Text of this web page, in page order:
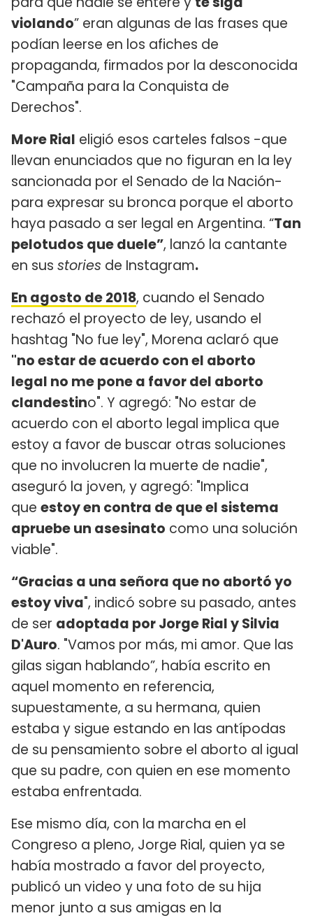
violando” eran algunas de las frases que
podían leerse en los afiches de
propaganda, firmados por la desconocida
"Campaña para la Conquista de
Derechos".
More Rial eligió esos carteles falsos -que
llevan enunciados que no figuran en la ley
sancionada por el Senado de la Nación-
para expresar su bronca porque el aborto
haya pasado a ser legal en Argentina. “Tan
pelotudos que duele”, lanzó la cantante
en sus stories de Instagram.
En agosto de 2018, cuando el Senado
rechazó el proyecto de ley, usando el
hashtag "No fue ley", Morena aclaró que
"no estar de acuerdo con el aborto
legal no me pone a favor del aborto
clandestino". Y agregó: "No estar de
acuerdo con el aborto legal implica que
estoy a favor de buscar otras soluciones
que no involucren la muerte de nadie",
aseguró la joven, y agregó: "Implica
que estoy en contra de que el sistema
apruebe un asesinato como una solución
viable".
“Gracias a una señora que no abortó yo
estoy viva", indicó sobre su pasado, antes
de ser adoptada por Jorge Rial y Silvia
D'Auro. "Vamos por más, mi amor. Que las
gilas sigan hablando”, había escrito en
aquel momento en referencia,
supuestamente, a su hermana, quien
estaba y sigue estando en las antípodas
de su pensamiento sobre el aborto al igual
que su padre, con quien en ese momento
estaba enfrentada.
Ese mismo día, con la marcha en el
Congreso a pleno, Jorge Rial, quien ya se
había mostrado a favor del proyecto,
publicó un video y una foto de su hija
menor junto a sus amigas en la